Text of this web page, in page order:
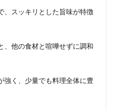
、スッキリとした旨味が特徴
、他の食材と喧嘩せずに調和
強く、少量でも料理全体に豊